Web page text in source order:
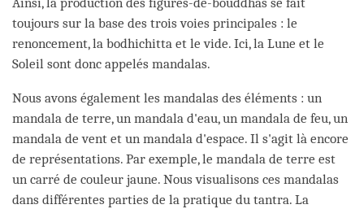
toujours sur la base des trois voies principales : le
renoncement, la bodhichitta et le vide. Ici, la Lune et le
Soleil sont donc appelés mandalas.
Nous avons également les mandalas des éléments : un
mandala de terre, un mandala d'eau, un mandala de feu, un
mandala de vent et un mandala d'espace. Il s'agit là encore
de représentations. Par exemple, le mandala de terre est
un carré de couleur jaune. Nous visualisons ces mandalas
dans différentes parties de la pratique du tantra. La